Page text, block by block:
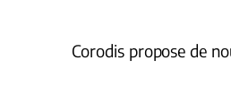
Corodis propose de